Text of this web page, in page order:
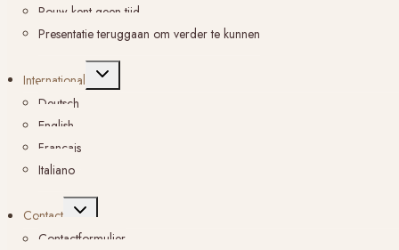
Rouw kent geen tijd
Presentatie teruggaan om verder te kunnen
International
Toggle
Deutsch
English
Français
Italiano
Contact
Toggle
submenu
Contactformulier